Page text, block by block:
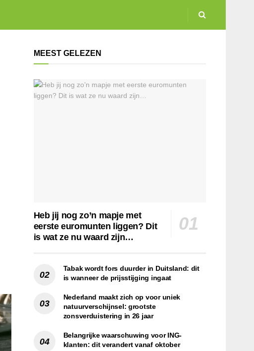
MEEST GELEZEN
Heb jij nog zo’n mapje met
eerste euromunten liggen? Dit
is wat ze nu waard zijn…
Tabak wordt fors duurder in Duitsland: dit
is wanneer de prijsstijging ingaat
Nederland maakt zich op voor uniek
natuurverschijnsel: grootste
zonsverduistering in 26 jaar
Belangrijke waarschuwing voor ING-
klanten: dit verandert vanaf oktober